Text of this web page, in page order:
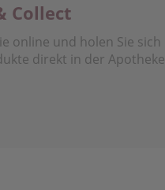
Collect
online und holen Sie sich
direkt in der Apotheke